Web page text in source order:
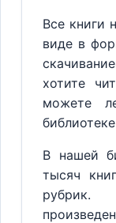
Все книги
виде в
хотите
можете
В нашей
тысяч
рубрик.